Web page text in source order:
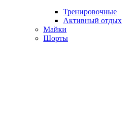
Тренировочные
Активный отдых
Майки
Шорты